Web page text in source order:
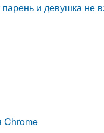
и девушка не
Chrome